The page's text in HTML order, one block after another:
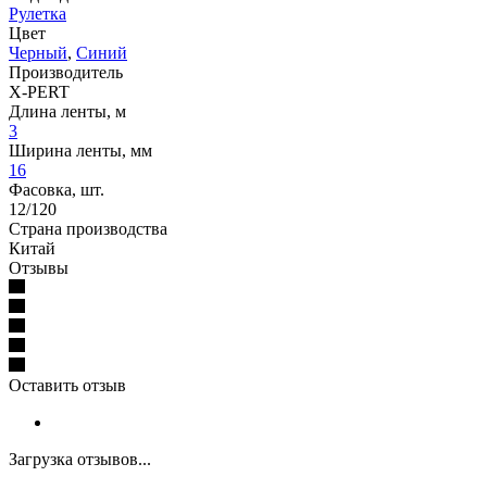
Рулетка
Цвет
Черный, Синий
Производитель
X-PERT
Длина ленты, м
3
Ширина ленты, мм
16
Фасовка, шт.
12/120
Страна производства
Китай
Отзывы
Оставить отзыв
Загрузка отзывов...